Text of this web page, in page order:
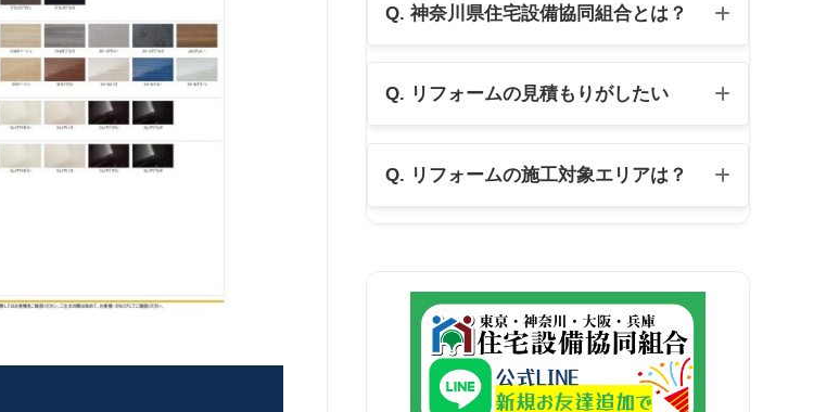
Q. 神奈川県住宅設備協同組合とは？
Q. リフォームの見積もりがしたい
Q. リフォームの施工対象エリアは？